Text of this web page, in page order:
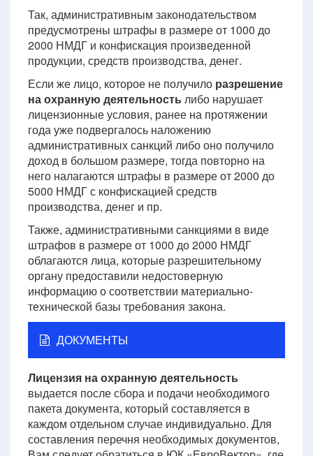
Так, административным законодательством
предусмотрены штрафы в размере от 1000 до
2000 НМДГ и конфискация произведенной
продукции, средств производства, денег.
Если же лицо, которое не получило разрешение
на охранную деятельностьлибо нарушает
лицензионные условия, ранее на протяжении
года уже подвергалось наложению
административных санкций либо оно получило
доход в большом размере, тогда повторно на
него налагаются штрафы в размере от 2000 до
5000 НМДГ с конфискацией средств
производства, денег и пр.
Также, административными санкциями в виде
штрафов в размере от 1000 до 2000 НМДГ
облагаются лица, которые разрешительному
органу предоставили недостоверную
информацию о соответствии материально-
технической базы требования закона.
ДОКУМЕНТЫ
Лицензия на охранную деятельность
выдается после сбора и подачи необходимого
пакета документа, который составляется в
каждом отдельном случае индивидуально. Для
составления перечня необходимых документов,